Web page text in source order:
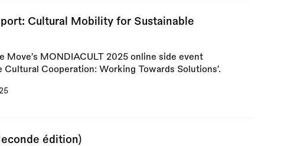
Cultural Mobility for Sustainable
MONDIACULT 2025 online side event
Cooperation: Working Towards Solutions’.
édition)